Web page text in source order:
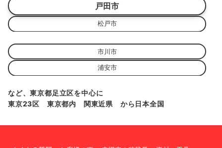
戸田市
松戸市
市川市
浦安市
など、東京都足立区を中心に
東京23区 東京都内 関東近県 から日本全国